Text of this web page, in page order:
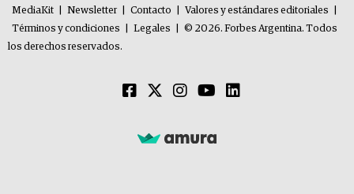
MediaKit Newsletter Contacto Valores y estándares editoriales
Términos y condiciones
Legales
© 2026. Forbes Argentina. Todos
los derechos reservados.